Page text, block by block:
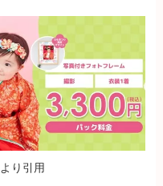
より引用